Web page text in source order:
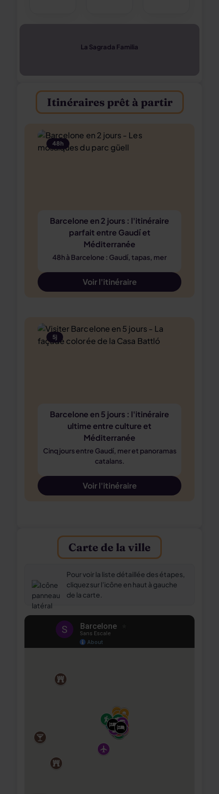
La Sagrada Familia
Itinéraires prêt à partir
48h
Voir l'itinéraire
Barcelone en 2 jours : l'itinéraire
parfait entre Gaudí et
Méditerranée
48h à Barcelone : Gaudí, tapas, mer
5j
Voir l'itinéraire
Barcelone en 5 jours : l'itinéraire
ultime entre culture et
Méditerranée
Cinq jours entre Gaudí, mer et panoramas
catalans.
Carte de la ville
Pour voir la liste détaillée des étapes,
cliquez sur l’icône en haut à gauche
de la carte.